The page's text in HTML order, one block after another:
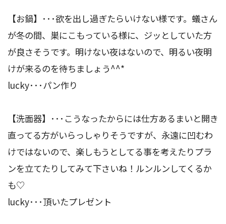
【お鍋】･･･欲を出し過ぎたらいけない様です。蟻さん
が冬の間、巣にこもっている様に、ジッとしていた方
が良さそうです。明けない夜はないので、明るい夜明
けが来るのを待ちましょう^^*
lucky･･･パン作り
【洗面器】･･･こうなったからには仕方あるまいと開き
直ってる方がいらっしゃりそうですが、永遠に凹むわ
けではないので、楽しもうとしてる事を考えたりプラ
ンを立てたりしてみて下さいね！ルンルンしてくるか
も♡
lucky･･･頂いたプレゼント